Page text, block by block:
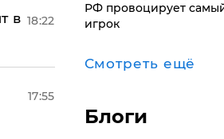
в 18:22
17:55
РФ провоцирует
игрок
Смотреть ещё
Блоги